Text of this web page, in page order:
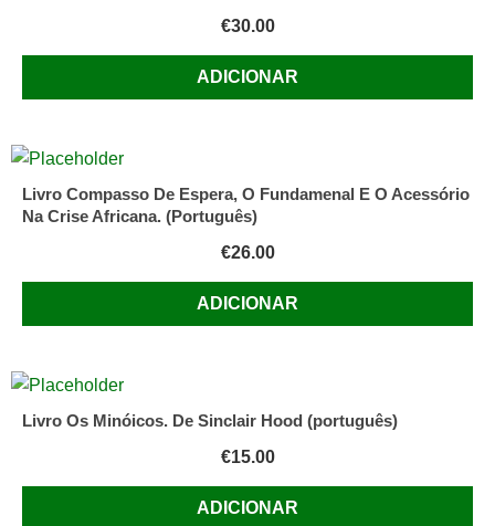
€30.00
ADICIONAR
Livro Compasso De Espera, O Fundamenal E O Acessório
Na Crise Africana. (Português)
€26.00
ADICIONAR
Livro Os Minóicos. De Sinclair Hood (português)
€15.00
ADICIONAR